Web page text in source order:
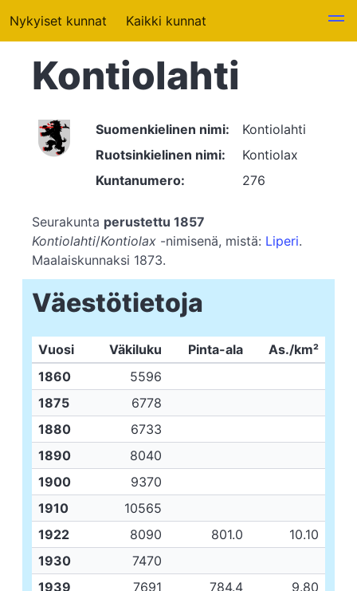
Nykyiset kunnat Kaikki kunnat
Kontiolahti
Suomenkielinen nimi:
Kontiolahti
Ruotsinkielinen nimi:
Kontiolax
Kuntanumero:
276
Seurakunta perustettu 1857
Kontiolahti/Kontiolax -nimisenä, mistä: Liperi.
Maalaiskunnaksi 1873.
Väestötietoja
Vuosi Väkiluku Pinta-ala
As./km²
1860
5596
1875
6778
1880
6733
1890
8040
1900
9370
1910
10565
1922
8090 801.0
10.10
1930
7470
1939
7691 784.4
9.80